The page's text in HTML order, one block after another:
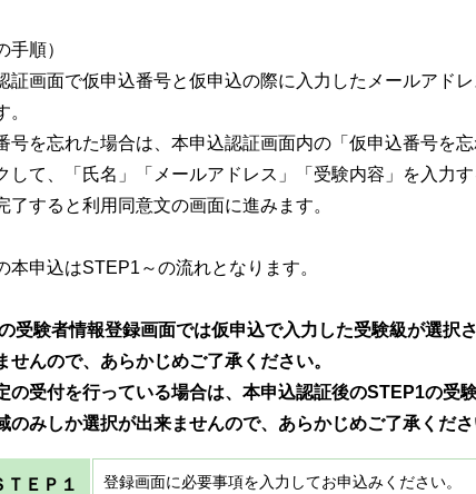
手順）
証画面で仮申込番号と仮申込の際に入力したメールアド
号を忘れた場合は、本申込認証画面内の「仮申込番号を
て、「氏名」「メールアドレス」「受験内容」を入力す
了すると利用同意文の画面に進みます。
本申込はSTEP1～の流れとなります。
受験者情報登録画面では仮申込で入力した受験級が選択
んので、あらかじめご了承ください。
の受付を行っている場合は、本申込認証後のSTEP1の受
みしか選択が出来ませんので、あらかじめご了承くださ
ＴＥＰ１ 登録画面に必要事項を入力してお申込みください。